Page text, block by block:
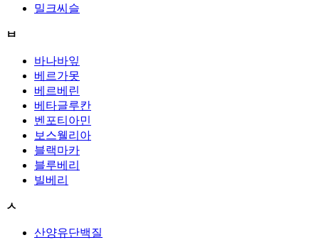
밀크씨슬
ㅂ
바나바잎
베르가못
베르베린
베타글루칸
벤포티아민
보스웰리아
블랙마카
블루베리
빌베리
ㅅ
산양유단백질